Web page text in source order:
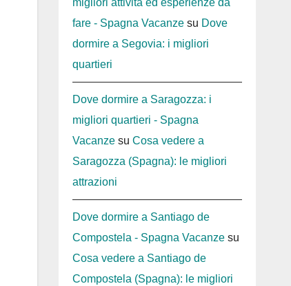
migliori attività ed esperienze da
fare - Spagna Vacanzesu Dove
dormire a Segovia: i migliori
quartieri
Dove dormire a Saragozza: i
migliori quartieri - Spagna
Vacanzesu Cosa vedere a
Saragozza (Spagna): le migliori
attrazioni
Dove dormire a Santiago de
Compostela - Spagna Vacanzesu
Cosa vedere a Santiago de
Compostela (Spagna): le migliori